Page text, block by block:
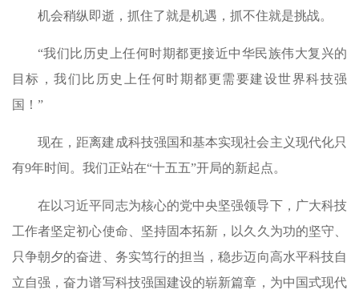
机会稍纵即逝，抓住了就是机遇，抓不住就是挑战。
“我们比历史上任何时期都更接近中华民族伟大复兴的
目标，我们比历史上任何时期都更需要建设世界科技强
国！”
现在，距离建成科技强国和基本实现社会主义现代化只
有9年时间。我们正站在“十五五”开局的新起点。
在以习近平同志为核心的党中央坚强领导下，广大科技
工作者坚定初心使命、坚持固本拓新，以久久为功的坚守、
只争朝夕的奋进、务实笃行的担当，稳步迈向高水平科技自
立自强，奋力谱写科技强国建设的崭新篇章，为中国式现代